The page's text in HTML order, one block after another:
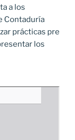
a los
Contaduría
prácticas pre
los